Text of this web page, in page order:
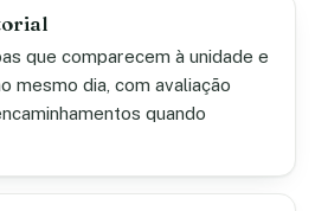
que comparecem à unidade e
mesmo dia, com avaliação
quando